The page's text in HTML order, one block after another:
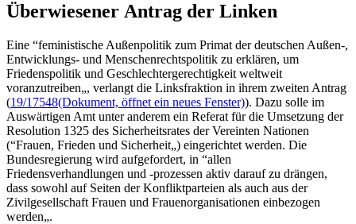
Überwiesener Antrag der Linken
Eine “feministische Außenpolitik zum Primat der deutschen Außen-,
Entwicklungs- und Menschenrechtspolitik zu erklären, um
Friedenspolitik und Geschlechtergerechtigkeit weltweit
voranzutreiben„, verlangt die Linksfraktion in ihrem zweiten Antrag
(19/17548(Dokument, öffnet ein neues Fenster)). Dazu solle im
Auswärtigen Amt unter anderem ein Referat für die Umsetzung der
Resolution 1325 des Sicherheitsrates der Vereinten Nationen
(“Frauen, Frieden und Sicherheit„) eingerichtet werden. Die
Bundesregierung wird aufgefordert, in “allen
Friedensverhandlungen und -prozessen aktiv darauf zu drängen,
dass sowohl auf Seiten der Konfliktparteien als auch aus der
Zivilgesellschaft Frauen und Frauenorganisationen einbezogen
werden„.